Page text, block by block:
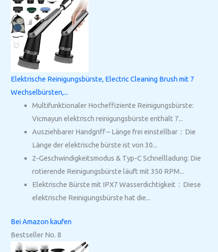
Elektrische Reinigungsbürste, Electric Cleaning Brush mit 7
Wechselbürsten,...
Multifunktionaler Hocheffiziente Reinigungsbürste:
Vicmayun elektrisch reinigungsbürste enthält 7...
Ausziehbarer Handgriff – Länge frei einstellbar：Die
Länge der elektrische bürste ist von 30...
2-Geschwindigkeitsmodus & Typ-C Schnellladung: Die
rotierende Reinigungsbürste läuft mit 350 RPM...
Elektrische Bürste mit IPX7 Wasserdichtigkeit：Diese
elektrische Reinigungsbürste hat die...
Bei Amazon kaufen
Bestseller No. 8